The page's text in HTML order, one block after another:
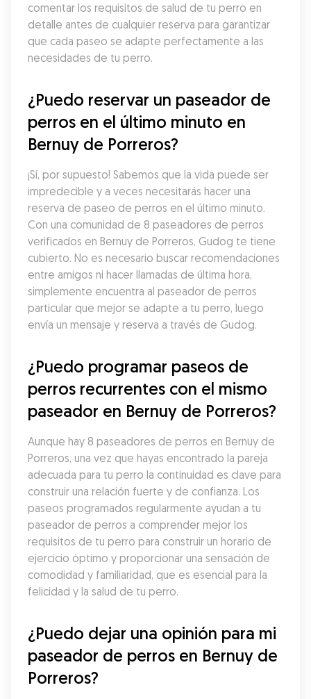
comentar los requisitos de salud de tu perro en
detalle antes de cualquier reserva para garantizar
que cada paseo se adapte perfectamente a las
necesidades de tu perro.
¿Puedo reservar un paseador de
perros en el último minuto en
Bernuy de Porreros?
¡Sí, por supuesto! Sabemos que la vida puede ser
impredecible y a veces necesitarás hacer una
reserva de paseo de perros en el último minuto.
Con una comunidad de 8 paseadores de perros
verificados en Bernuy de Porreros, Gudog te tiene
cubierto. No es necesario buscar recomendaciones
entre amigos ni hacer llamadas de última hora,
simplemente encuentra al paseador de perros
particular que mejor se adapte a tu perro, luego
envía un mensaje y reserva a través de Gudog.
¿Puedo programar paseos de
perros recurrentes con el mismo
paseador en Bernuy de Porreros?
Aunque hay 8 paseadores de perros en Bernuy de
Porreros, una vez que hayas encontrado la pareja
adecuada para tu perro la continuidad es clave para
construir una relación fuerte y de confianza. Los
paseos programados regularmente ayudan a tu
paseador de perros a comprender mejor los
requisitos de tu perro para construir un horario de
ejercicio óptimo y proporcionar una sensación de
comodidad y familiaridad, que es esencial para la
felicidad y la salud de tu perro.
¿Puedo dejar una opinión para mi
paseador de perros en Bernuy de
Porreros?